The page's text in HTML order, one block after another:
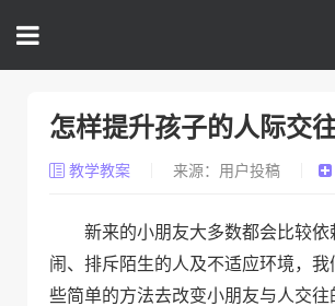
怎样提升孩子的人际交
教学教案 来源：用户投稿
新来的小朋友大多数都会比较依
闹、排斥陌生的人及不适应环境，
些简单的方法去改变小朋友与人交往